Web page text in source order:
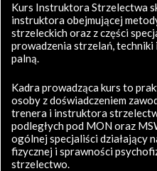
Kurs Instruktora Strzelectwa
instruktora obejmującej
strzeleckich oraz z części
prowadzenia strzelań,
palną.
Kadra prowadząca kurs to
osoby z doświadczeniem
trenera i instruktora
podległych pod MON oraz
ogólnej specjaliści działający
fizycznej i sprawności
strzelectwo.